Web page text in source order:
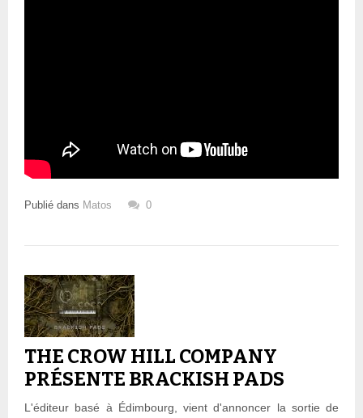
Publié dans Matos 0
THE CROW HILL COMPANY
PRÉSENTE BRACKISH PADS
L'éditeur basé à Édimbourg, vient d'annoncer la sortie de